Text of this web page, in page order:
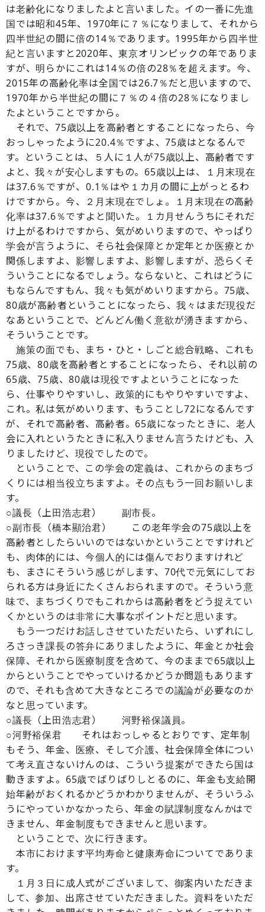
は老齢化になりましたよと言いました。イの一番に先進
国では昭和45年、1970年に７％になりまして、それから
四半世紀の間に倍の14％であります。1995年から四半世
紀と言いますと2020年、東京オリンピックの年でありま
すが、明らかにこれは14％の倍の28％を超えます。今、
2015年の高齢化率は全国では26.7％だと思いますので、
1970年から半世紀の間に７％の４倍の28％になりまし
たよということですから。
それで、75歳以上を高齢者とすることになったら、今
おっしゃったように20.4％ですよ、75歳はとなるんで
す。ということは、５人に１人が75歳以上、高齢者です
よと、我々が安心しますもの。65歳以上は、１月末現在
は37.6％ですが、0.1％はや１カ月の間に上がっとるわ
けですから。今、２月末現在でしょ。１月末現在の高齢
化率は37.6％ですよと聞いた。１カ月せんうちにそれだ
け上がるわけですから、気がめいりますので、やっぱり
学会が言うように、そら社会保障とか定年とか医療とか
関係しますよ、影響しますよ、影響しますが、恐らくそ
ういうことになるでしょう。ならないと、これはどうに
もならんですもん、我々も気がめいりますから。75歳、
80歳が高齢者ということになったら、我々はまだ現役だ
なあということで、どんどん働く意欲が湧きますから、
そういうことです。
施策の面でも、まち・ひと・しごと総合戦略、これも
75歳、80歳を高齢者とすることになったら、それ以前の
65歳、75歳、80歳は現役ですよということになった
ら、仕事やりやすいし、政策的にもやりやすいですよ、
これ。私は気がめいります、もうことし72になるんです
が、それで高齢者、高齢者。65歳になったときに、老人
会に入れというたときに私入りません言うたけども、入
りましたけど、現役でしたので。
ということで、この学会の定義は、これからのまちづ
くりには相当役立ちますよ。その点もう一回お願いしま
す。
○議長（上田浩志君） 副市長。
○副市長（橋本顯治君） この老年学会の75歳以上を
高齢者としたらいいのではないかということですけれど
も、肉体的には、今個人的には傷んでおりますけれど
も、まさにそういう感じがします、70代で元気にしてお
られる方は身近にたくさんおられますので。そういう意
味で、まちづくりでもこれからは高齢者をどう捉えてい
くかというのは非常に大事なポイントだと思います。
もう一つだけお話しさせていただいたら、いずれにし
ろさっき課長の答弁にありましたように、年金とか社会
保障、それから医療制度を含めて、今のままで65歳以上
からということでやっていけるかどうか問題もあります
ので、それも含めて大きなところでの議論が必要なのか
なと思っています。
○議長（上田浩志君） 河野裕保議員。
○河野裕保君 それはおっしゃるとおりです、定年制
もそう、年金、医療、そして介護、社会保障全体につい
て考え直さないけんのは、こういう提案ができたら国は
動きますよ。65歳でばりばりしとるのに、年金も支給開
始年齢がおくれるかどうかわかりませんが、そういうふ
うにやっていかなかったら、年金の賦課制度なんかはで
きません、年金制度もできませんと思います。
ということで、次に行きます。
本市におけます平均寿命と健康寿命についてでありま
す。
１月３日に成人式がございまして、御案内いただきま
して、参加、出席させていただきました。資料をいただ